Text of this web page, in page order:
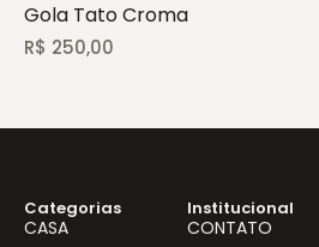
Gola Tato Croma
R$ 250,00
Categorias
CASA
Institucional
CONTATO